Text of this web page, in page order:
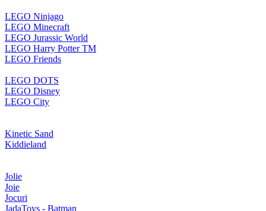
LEGO Ninjago
LEGO Minecraft
LEGO Jurassic World
LEGO Harry Potter TM
LEGO Friends
LEGO DOTS
LEGO Disney
LEGO City
Kinetic Sand
Kiddieland
Jolie
Joie
Jocuri
JadaToys - Batman